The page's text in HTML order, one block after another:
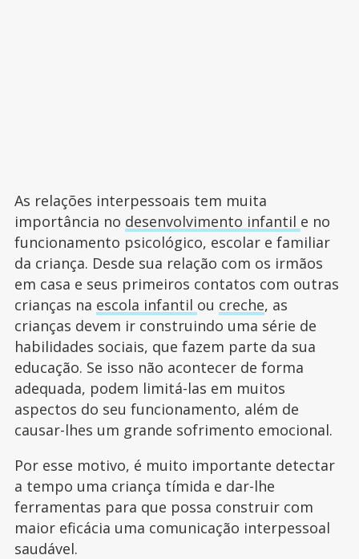
As relações interpessoais tem muita
importância no desenvolvimento infantil e no
funcionamento psicológico, escolar e familiar
da criança. Desde sua relação com os irmãos
em casa e seus primeiros contatos com outras
crianças na escola infantil ou creche, as
crianças devem ir construindo uma série de
habilidades sociais, que fazem parte da sua
educação. Se isso não acontecer de forma
adequada, podem limitá-las em muitos
aspectos do seu funcionamento, além de
causar-lhes um grande sofrimento emocional.
Por esse motivo, é muito importante detectar
a tempo uma criança tímida e dar-lhe
ferramentas para que possa construir com
maior eficácia uma comunicação interpessoal
saudável.